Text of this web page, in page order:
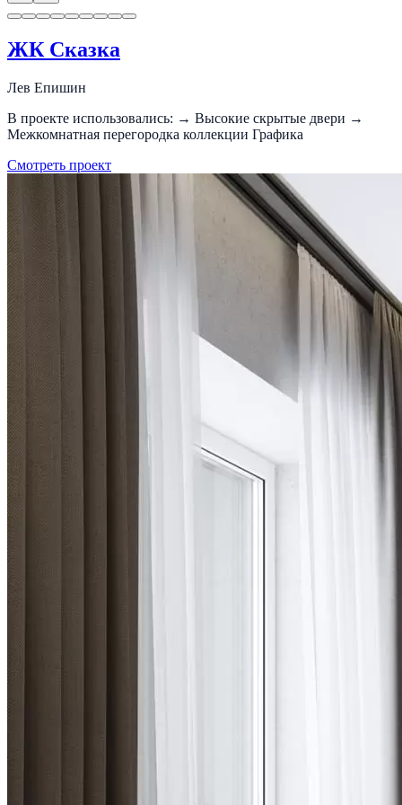
ЖК Сказка
Лев Епишин
В проекте использовались: → Высокие скрытые двери →
Межкомнатная перегородка коллекции Графика
Смотреть проект